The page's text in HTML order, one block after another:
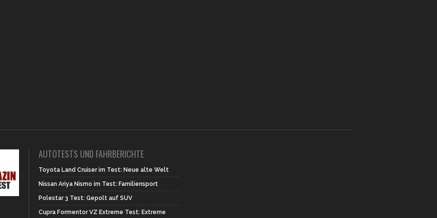
AUTOTESTS UND FAHRBERICHTE
Toyota Land Cruiser im Test: Neue alte Welt
Nissan Ariya Nismo im Test: Familiensport
Polestar 3 Test: Gepolt auf SUV
Cupra Formentor VZ Extreme Test: Extreme